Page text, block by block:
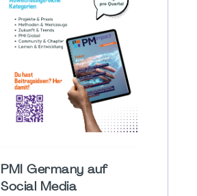
PMI Germany auf
Social Media